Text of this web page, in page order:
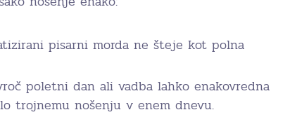
pisarni morda ne šteje kot polna
poletni dan ali vadba lahko enakovredna
trojnemu nošenju v enem dnevu.